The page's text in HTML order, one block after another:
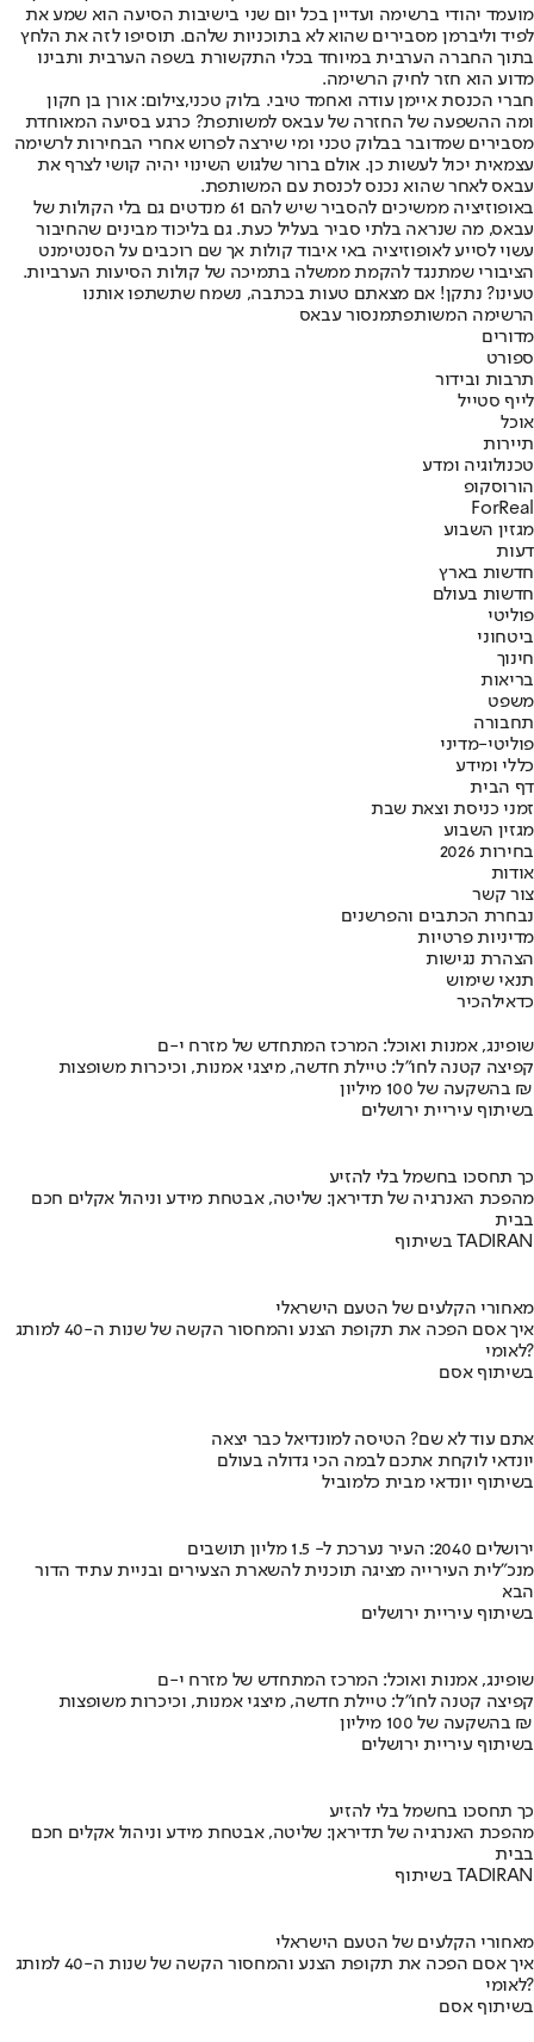
מועמד יהודי ברשימה ועדיין בכל יום שני בישיבות הסיעה הוא שמע את
לפיד וליברמן מסבירים שהוא לא בתוכניות שלהם. תוסיפו לזה את הלחץ
בתוך החברה הערבית במיוחד בכלי התקשורת בשפה הערבית ותבינו
מדוע הוא חזר לחיק הרשימה.
חברי הכנסת איימן עודה ואחמד טיבי. בלוק טכני,צילום: אורן בן חקון
ומה ההשפעה של החזרה של עבאס למשותפת? כרגע בסיעה המאוחדת
מסבירים שמדובר בבלוק טכני ומי שירצה לפרוש אחרי הבחירות לרשימה
עצמאית יכול לעשות כן. אולם ברור שלגוש השינוי יהיה קושי לצרף את
עבאס לאחר שהוא נכנס לכנסת עם המשותפת.
באופוזיציה ממשיכים להסביר שיש להם 61 מנדטים גם בלי הקולות של
עבאס, מה שנראה בלתי סביר בעליל כעת. גם בליכוד מבינים שהחיבור
עשוי לסייע לאופוזיציה באי איבוד קולות אך שם רוכבים על הסנטימנט
הציבורי שמתנגד להקמת ממשלה בתמיכה של קולות הסיעות הערביות.
טעינו? נתקן! אם מצאתם טעות בכתבה, נשמח שתשתפו אותנו
הרשימה המשותפתמנסור עבאס
מדורים
ספורט
תרבות ובידור
לייף סטייל
אוכל
תיירות
טכנולוגיה ומדע
הורוסקופ
ForReal
מגזין השבוע
דעות
חדשות בארץ
חדשות בעולם
פוליטי
ביטחוני
חינוך
בריאות
משפט
תחבורה
פוליטי-מדיני
כללי ומידע
דף הבית
זמני כניסת וצאת שבת
מגזין השבוע
בחירות 2026
אודות
צור קשר
נבחרת הכתבים והפרשנים
מדיניות פרטיות
הצהרת נגישות
תנאי שימוש
כדאילהכיר
שופינג, אמנות ואוכל: המרכז המתחדש של מזרח י-ם
קפיצה קטנה לחו"ל: טיילת חדשה, מיצגי אמנות, וכיכרות משופצות
בהשקעה של 100 מיליון ₪
בשיתוף עיריית ירושלים
כך תחסכו בחשמל בלי להזיע
מהפכת האנרגיה של תדיראן: שליטה, אבטחת מידע וניהול אקלים חכם
בבית
בשיתוף TADIRAN
מאחורי הקלעים של הטעם הישראלי
איך אסם הפכה את תקופת הצנע והמחסור הקשה של שנות ה-40 למותג
לאומי?
בשיתוף אסם
אתם עוד לא שם? הטיסה למונדיאל כבר יצאה
יונדאי לוקחת אתכם לבמה הכי גדולה בעולם
בשיתוף יונדאי מבית כלמוביל
ירושלים 2040: העיר נערכת ל- 1.5 מליון תושבים
מנכ"לית העירייה מציגה תוכנית להשארת הצעירים ובניית עתיד הדור
הבא
בשיתוף עיריית ירושלים
שופינג, אמנות ואוכל: המרכז המתחדש של מזרח י-ם
קפיצה קטנה לחו"ל: טיילת חדשה, מיצגי אמנות, וכיכרות משופצות
בהשקעה של 100 מיליון ₪
בשיתוף עיריית ירושלים
כך תחסכו בחשמל בלי להזיע
מהפכת האנרגיה של תדיראן: שליטה, אבטחת מידע וניהול אקלים חכם
בבית
בשיתוף TADIRAN
מאחורי הקלעים של הטעם הישראלי
איך אסם הפכה את תקופת הצנע והמחסור הקשה של שנות ה-40 למותג
לאומי?
בשיתוף אסם